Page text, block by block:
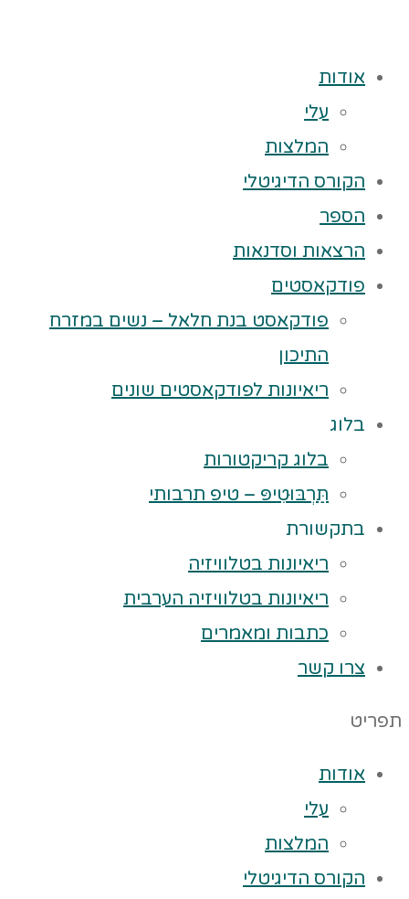
אודות
עלי
המלצות
הקורס הדיגיטלי
הספר
הרצאות וסדנאות
פודקאסטים
פודקאסט בנת חלאל – נשים במזרח
התיכון
ריאיונות לפודקאסטים שונים
בלוג
בלוג קריקטורות
תַּרְבּוּטִיפּ – טיפ תרבותי
בתקשורת
ריאיונות בטלוויזיה
ריאיונות בטלוויזיה הערבית
כתבות ומאמרים
צרו קשר
תפריט
אודות
עלי
המלצות
הקורס הדיגיטלי